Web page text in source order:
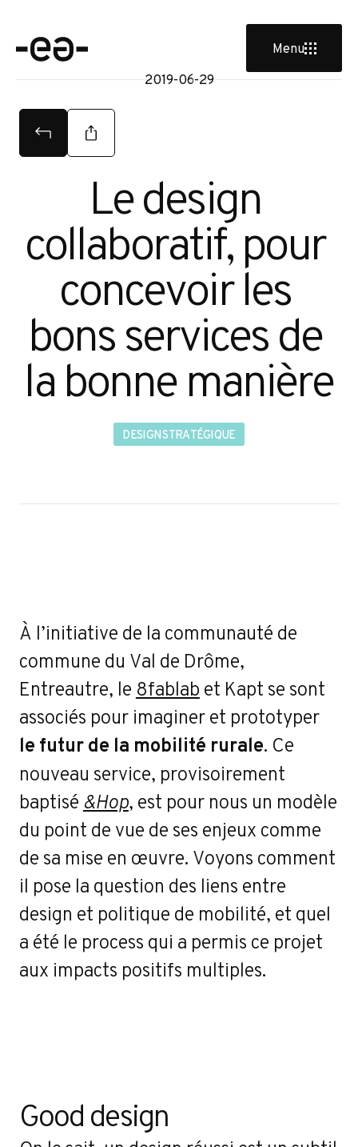
Menu
2019-06-29
Le design
collaboratif, pour
concevoir les
bons services de
la bonne manière
DESIGN STRATÉGIQUE
À l’initiative de la communauté de
commune du Val de Drôme,
Entreautre, le 8fablab et Kapt se sont
associés pour imaginer et prototyper
le futur de la mobilité rurale. Ce
nouveau service, provisoirement
baptisé &Hop, est pour nous un modèle
du point de vue de ses enjeux comme
de sa mise en œuvre. Voyons comment
il pose la question des liens entre
design et politique de mobilité, et quel
a été le process qui a permis ce projet
aux impacts positifs multiples.
Good design